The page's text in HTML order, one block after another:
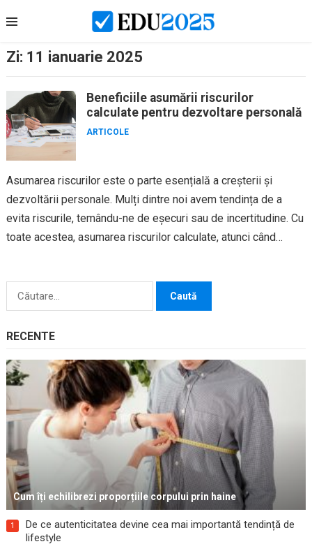
to
Zi: 11 ianuarie 2025
Beneficiile asumării riscurilor
calculate pentru dezvoltare personală
ARTICOLE
Asumarea riscurilor este o parte esențială a creșterii și
dezvoltării personale. Mulți dintre noi avem tendința de a
evita riscurile, temându-ne de eșecuri sau de incertitudine. Cu
toate acestea, asumarea riscurilor calculate, atunci când
Caută
RECENTE
Cum îți echilibrezi proporțiile corpului prin haine
1
De ce autenticitatea devine cea mai importantă tendință de
lifestyle